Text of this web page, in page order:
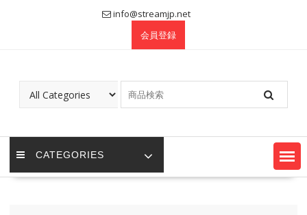
info@streamjp.net
会員登録
CATEGORIES